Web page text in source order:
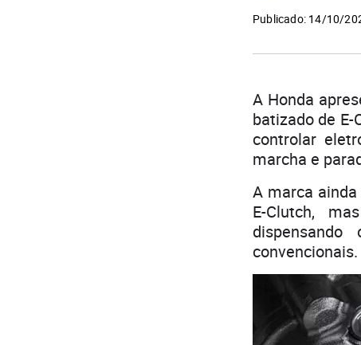
Publicado: 14/10/
A Honda
batizado de E-
controlar
marcha e
A marca
E-Clutch,
convencionais.